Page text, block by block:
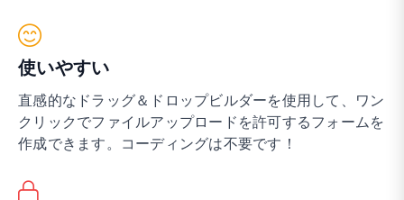
使いやすい
直感的なドラッグ＆ドロップビルダーを使用して、ワン
クリックでファイルアップロードを許可するフォームを
作成できます。コーディングは不要です！